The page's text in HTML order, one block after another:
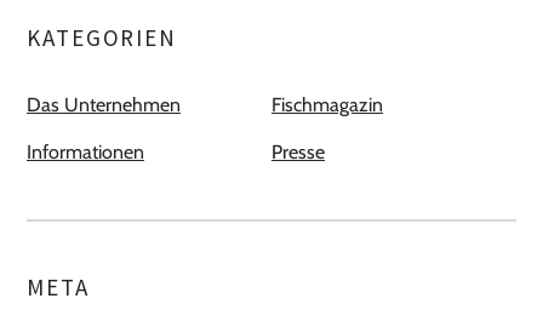
KATEGORIEN
Das Unternehmen Fischmagazin
Informationen Presse
META